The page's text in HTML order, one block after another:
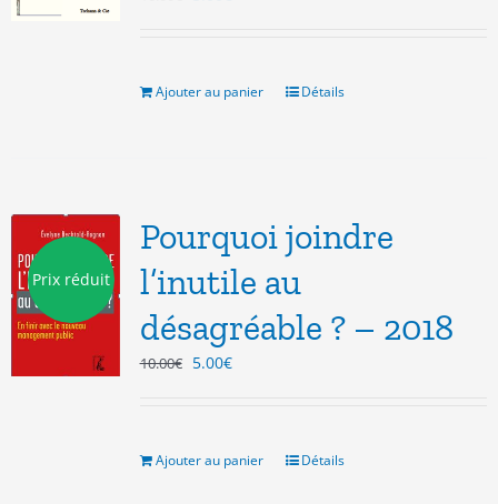
10.00€.5.00€.
Ajouter au panier Détails
Prix réduit
Pourquoi joindre
l’inutile au
désagréable ? – 2018
10.00€ Le
10.00€.
5.00€Le
5.00€.
Ajouter au panier Détails